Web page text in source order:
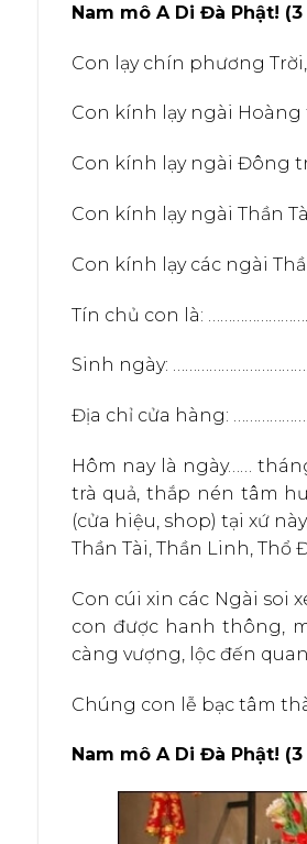
Nam mô A Di Đà Phật! (3
Con lạy chín phương
Con kính lạy ngài Hoàng
Con kính lạy ngài Đông
Con kính lạy ngài Thần
Con kính lạy các ngài
Tín chủ con là:
Sinh ngày:
Địa chỉ cửa hàng:
Hôm nay là ngày……
trà quả, thắp nén tâm
(cửa hiệu, shop) tại xứ
Thần Tài, Thần Linh, Thổ
Con cúi xin các Ngài soi
con được hanh thông,
càng vượng, lộc đến
Chúng con lễ bạc tâm
Nam mô A Di Đà Phật! (3